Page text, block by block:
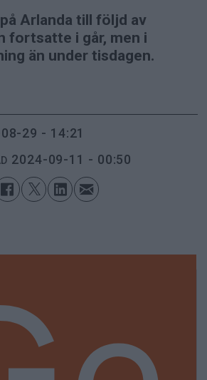
Arlanda till följd av
fortsatte i går, men i
än under tisdagen.
08-29 - 14:21
2024-09-11 - 00:50